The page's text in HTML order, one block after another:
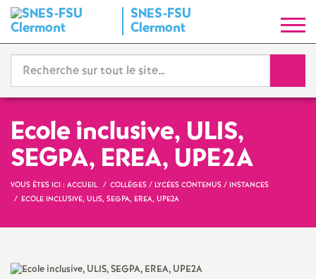
SNES-FSU
Clermont
y
n
d
i
a
Ecole inclusive, ULIS,
SEGPA, EREA, UPE2A
VOUS ÊTES ICI : ACCUEIL
COLLÈGES / LYCÉES CONTENUS / INSTANCES
ECOLE INCLUSIVE, ULIS, SEGPA, EREA, UPE2A